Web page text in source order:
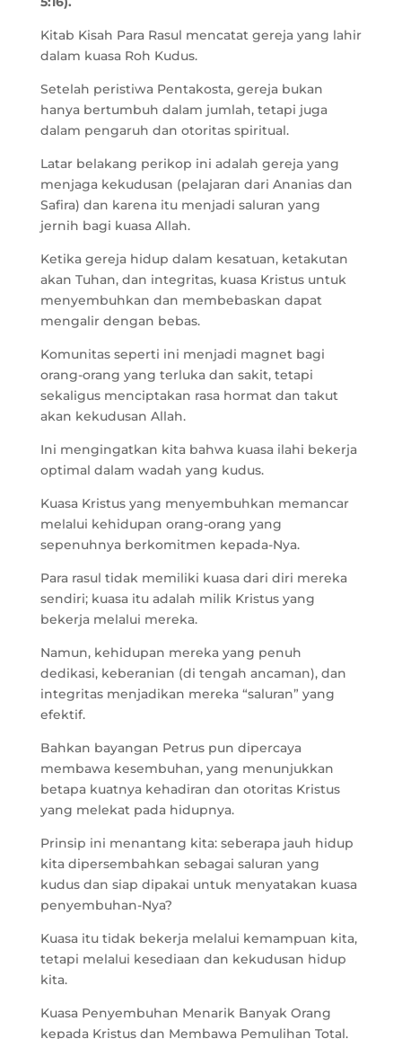
Kitab Kisah Para Rasul mencatat gereja yang lahir
dalam kuasa Roh Kudus.
Setelah peristiwa Pentakosta, gereja bukan
hanya bertumbuh dalam jumlah, tetapi juga
dalam pengaruh dan otoritas spiritual.
Latar belakang perikop ini adalah gereja yang
menjaga kekudusan (pelajaran dari Ananias dan
Safira) dan karena itu menjadi saluran yang
jernih bagi kuasa Allah.
Ketika gereja hidup dalam kesatuan, ketakutan
akan Tuhan, dan integritas, kuasa Kristus untuk
menyembuhkan dan membebaskan dapat
mengalir dengan bebas.
Komunitas seperti ini menjadi magnet bagi
orang-orang yang terluka dan sakit, tetapi
sekaligus menciptakan rasa hormat dan takut
akan kekudusan Allah.
Ini mengingatkan kita bahwa kuasa ilahi bekerja
optimal dalam wadah yang kudus.
Kuasa Kristus yang menyembuhkan memancar
melalui kehidupan orang-orang yang
sepenuhnya berkomitmen kepada-Nya.
Para rasul tidak memiliki kuasa dari diri mereka
sendiri; kuasa itu adalah milik Kristus yang
bekerja melalui mereka.
Namun, kehidupan mereka yang penuh
dedikasi, keberanian (di tengah ancaman), dan
integritas menjadikan mereka “saluran” yang
efektif.
Bahkan bayangan Petrus pun dipercaya
membawa kesembuhan, yang menunjukkan
betapa kuatnya kehadiran dan otoritas Kristus
yang melekat pada hidupnya.
Prinsip ini menantang kita: seberapa jauh hidup
kita dipersembahkan sebagai saluran yang
kudus dan siap dipakai untuk menyatakan kuasa
penyembuhan-Nya?
Kuasa itu tidak bekerja melalui kemampuan kita,
tetapi melalui kesediaan dan kekudusan hidup
kita.
Kuasa Penyembuhan Menarik Banyak Orang
kepada Kristus dan Membawa Pemulihan Total.